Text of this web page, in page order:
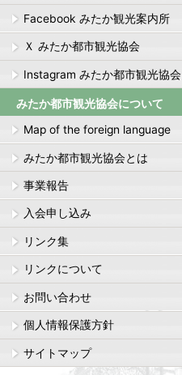
Facebook みたか観光案内所
Ｘ みたか都市観光協会
Instagram みたか都市観光協会
みたか都市観光協会について
Map of the foreign language
みたか都市観光協会とは
事業報告
入会申し込み
リンク集
リンクについて
お問い合わせ
個人情報保護方針
サイトマップ